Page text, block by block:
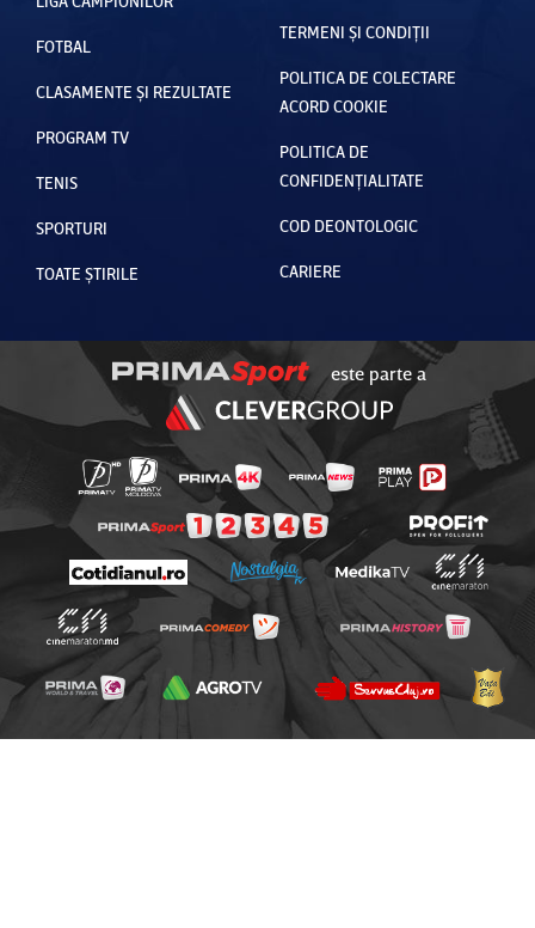
FOTBAL
CLASAMENTE ȘI REZULTATE
PROGRAM TV
TENIS
SPORTURI
TOATE ȘTIRILE
TERMENI ȘI CONDIȚII
POLITICA DE COLECTARE
ACORD COOKIE
POLITICA DE
CONFIDENȚIALITATE
COD DEONTOLOGIC
CARIERE
este parte a